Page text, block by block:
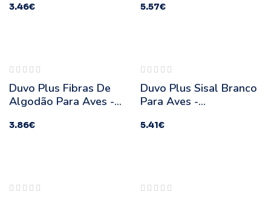
3.46€
100 G
5.57€
Duvo Plus Fibras De
Algodão Para Aves -
3.86€
Duvo Plus Sisal Branco
Para Aves -
5.41€